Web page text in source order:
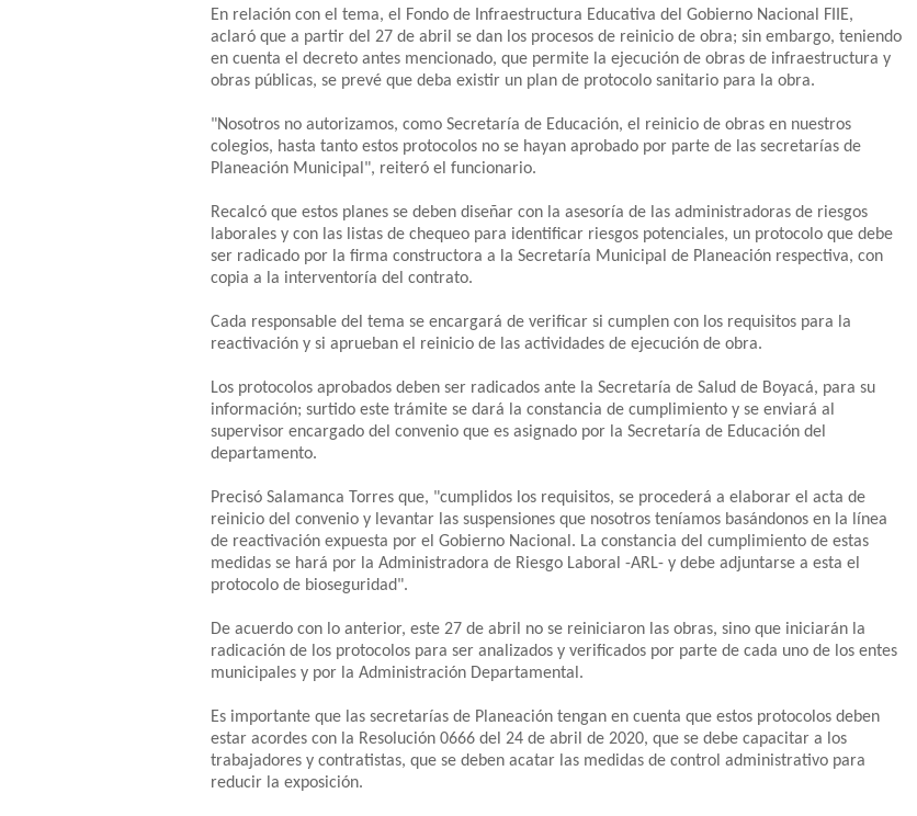
En relación con el tema, el Fondo de Infraestructura Educativa del Gobierno Nacional FIIE,
aclaró que a partir del 27 de abril se dan los procesos de reinicio de obra; sin embargo, teniendo
en cuenta el decreto antes mencionado, que permite la ejecución de obras de infraestructura y
obras públicas, se prevé que deba existir un plan de protocolo sanitario para la obra.
"Nosotros no autorizamos, como Secretaría de Educación, el reinicio de obras en nuestros
colegios, hasta tanto estos protocolos no se hayan aprobado por parte de las secretarías de
Planeación Municipal", reiteró el funcionario.
Recalcó que estos planes se deben diseñar con la asesoría de las administradoras de riesgos
laborales y con las listas de chequeo para identificar riesgos potenciales, un protocolo que debe
ser radicado por la firma constructora a la Secretaría Municipal de Planeación respectiva, con
copia a la interventoría del contrato.
Cada responsable del tema se encargará de verificar si cumplen con los requisitos para la
reactivación y si aprueban el reinicio de las actividades de ejecución de obra.
Los protocolos aprobados deben ser radicados ante la Secretaría de Salud de Boyacá, para su
información; surtido este trámite se dará la constancia de cumplimiento y se enviará al
supervisor encargado del convenio que es asignado por la Secretaría de Educación del
departamento.
Precisó Salamanca Torres que, "cumplidos los requisitos, se procederá a elaborar el acta de
reinicio del convenio y levantar las suspensiones que nosotros teníamos basándonos en la línea
de reactivación expuesta por el Gobierno Nacional. La constancia del cumplimiento de estas
medidas se hará por la Administradora de Riesgo Laboral -ARL- y debe adjuntarse a esta el
protocolo de bioseguridad".
De acuerdo con lo anterior, este 27 de abril no se reiniciaron las obras, sino que iniciarán la
radicación de los protocolos para ser analizados y verificados por parte de cada uno de los entes
municipales y por la Administración Departamental.
Es importante que las secretarías de Planeación tengan en cuenta que estos protocolos deben
estar acordes con la Resolución 0666 del 24 de abril de 2020, que se debe capacitar a los
trabajadores y contratistas, que se deben acatar las medidas de control administrativo para
reducir la exposición.